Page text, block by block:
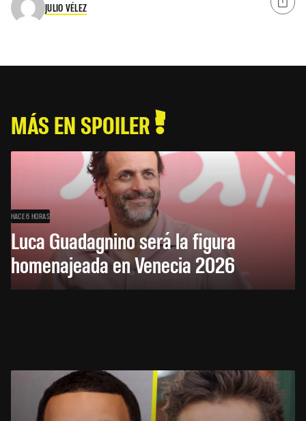
JULIO VÉLEZ
MÁS EN SPOILER
HACE 6 HORAS
Luca Guadagnino será la figura
homenajeada en Venecia 2026